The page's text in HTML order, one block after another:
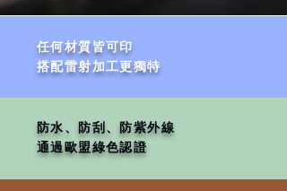
​任何材質皆可印
​搭配雷射加工更獨特
防水、防刮、防紫外線
通過歐盟綠色認證